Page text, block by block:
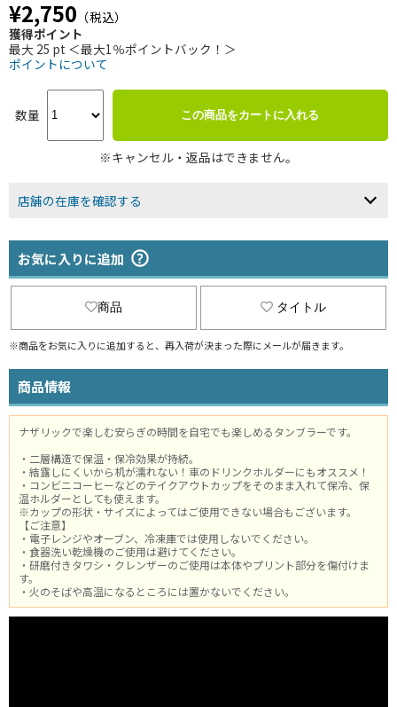
¥2,750 （税込）
獲得ポイント
最大 25 pt ＜最大1％ポイントバック！＞
ポイントについて
数量 この商品をカートに入れる
※キャンセル・返品はできません。
店舗の在庫を確認する
お気に入りに追加
商品 タイトル
※商品をお気に入りに追加すると、再入荷が決まった際にメールが届きます。
商品情報
ナザリックで楽しむ安らぎの時間を自宅でも楽しめるタンブラーです。
・二層構造で保温・保冷効果が持続。
・結露しにくいから机が濡れない！車のドリンクホルダーにもオススメ！
・コンビニコーヒーなどのテイクアウトカップをそのまま入れて保冷、保
温ホルダーとしても使えます。
※カップの形状・サイズによってはご使用できない場合もございます。
【ご注意】
・電子レンジやオーブン、冷凍庫では使用しないでください。
・食器洗い乾燥機のご使用は避けてください。
・研磨付きタワシ・クレンザーのご使用は本体やプリント部分を傷付けま
す。
・火のそばや高温になるところには置かないでください。